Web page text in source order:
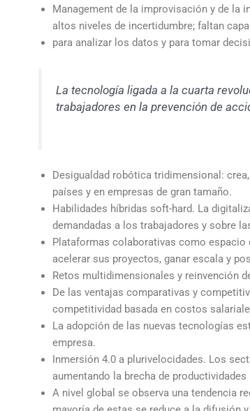
Management de la improvisación y de la
altos niveles de incertidumbre; faltan
para analizar los datos y para tomar
La tecnología ligada a la cuarta
trabajadores en la prevención de
Desigualdad robótica tridimensional:
países y en empresas de gran tamaño.
Habilidades híbridas soft-hard. La
demandadas a los trabajadores y sobre
Plataformas colaborativas como
acelerar sus proyectos, ganar escala y
Retos multidimensionales y reinvención
De las ventajas comparativas y
competitividad basada en costos
La adopción de las nuevas tecnologías
empresa.
Inmersión 4.0 a plurivelocidades. Los
aumentando la brecha de
A nivel global se observa una tendencia